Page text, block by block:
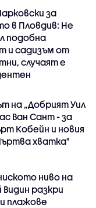
за
в Пловдив: Не
подобна
и садизъм от
случаят е
на „Добрият Уил
Ван Сант - за
Кобейн и новия
хватка"
ниво на
Видин разкри
плажове